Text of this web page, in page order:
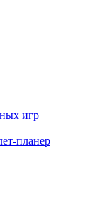
игр
планер